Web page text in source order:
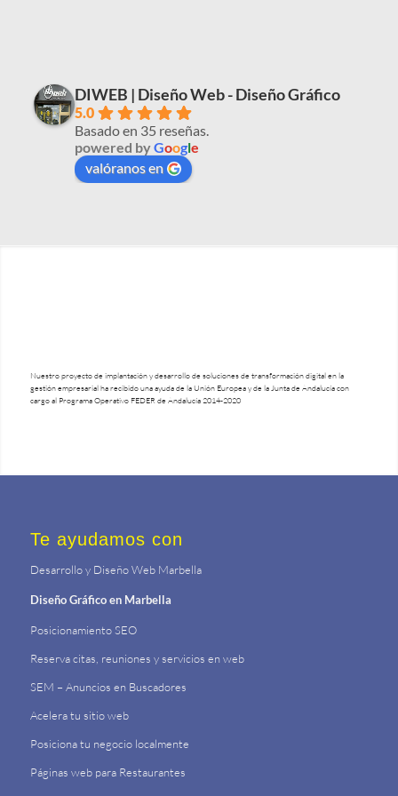
DIWEB | Diseño Web - Diseño Gráfico
5.0
Basado en 35 reseñas.
powered byGoogle
valóranos en
Nuestro proyecto de implantación y desarrollo de soluciones de transformación digital en la
gestión empresarial ha recibido una ayuda de la Unión Europea y de la Junta de Andalucía con
cargo al Programa Operativo FEDER de Andalucía 2014-2020
Te ayudamos con
Desarrollo y Diseño Web Marbella
Diseño Gráfico en Marbella
Posicionamiento SEO
Reserva citas, reuniones y servicios en web
SEM – Anuncios en Buscadores
Acelera tu sitio web
Posiciona tu negocio localmente
Páginas web para Restaurantes